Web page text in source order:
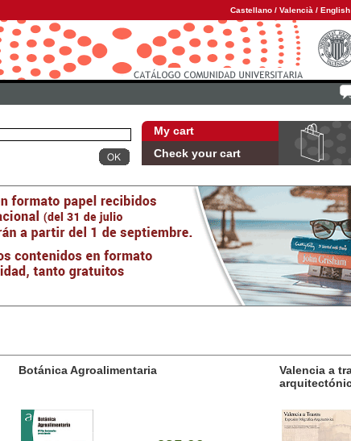
Castellano / Valencià / English
My cart
Check your cart
Valencia a trazos: expresión poligráfica